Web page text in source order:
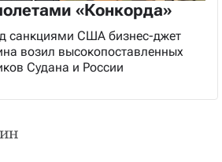
«Конкорда»
санкциями США бизнес-джет
возил высокопоставленных
Судана и России